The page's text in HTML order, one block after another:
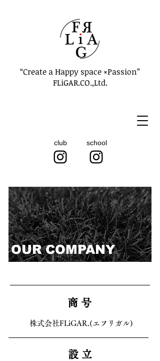
“Create a Happy space ×Passion”
FLiGAR.CO.,Ltd.
school
club
OUR COMPANY
商 号
株式会社FLiGAR.(エフリガル)
設 立